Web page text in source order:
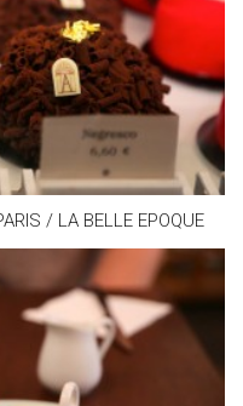
/ LA BELLE EPOQUE